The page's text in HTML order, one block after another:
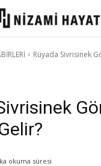
Rüyada Sivrisinek
okuma süresi